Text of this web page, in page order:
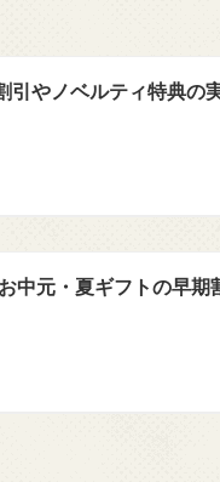
引やノベルティ特典の
中元・夏ギフトの早